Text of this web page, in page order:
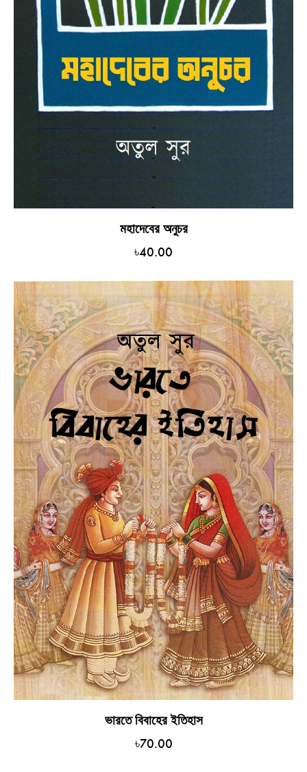
মহাদেবের অনুচর
৳40.00
ভারতে বিবাহের ইতিহাস
৳70.00